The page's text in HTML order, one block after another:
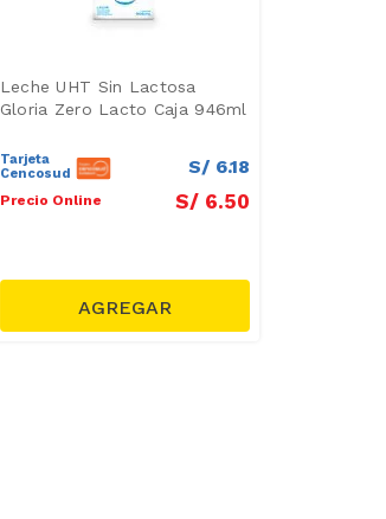
Leche UHT Sin Lactosa
Gloria Zero Lacto Caja 946ml
Tarjeta
Cencosud
S/ 6.18
Precio Online S/ 6.50